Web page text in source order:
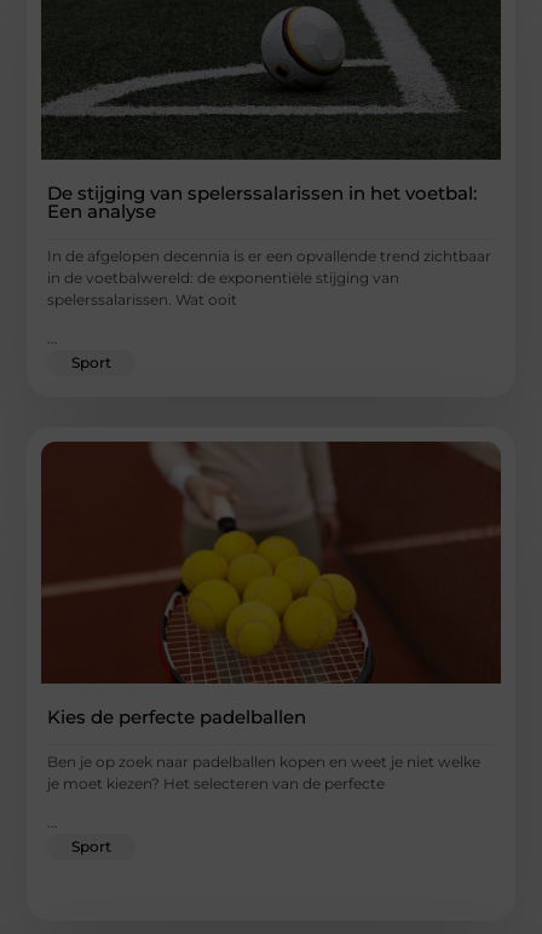
De stijging van spelerssalarissen in het voetbal:
Een analyse
In de afgelopen decennia is er een opvallende trend zichtbaar
in de voetbalwereld: de exponentiële stijging van
spelerssalarissen. Wat ooit
...
Sport
Kies de perfecte padelballen
Ben je op zoek naar padelballen kopen en weet je niet welke
je moet kiezen? Het selecteren van de perfecte
...
Sport